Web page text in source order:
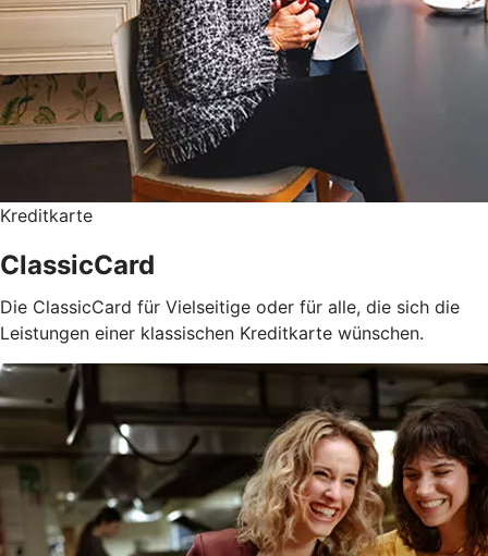
Kreditkarte
ClassicCard
Die ClassicCard für Vielseitige oder für alle, die sich die
Leistungen einer klassischen Kreditkarte wünschen.